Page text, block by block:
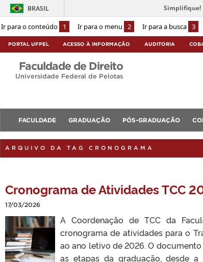
Ir para o conteúdo 1 Ir para o menu 2 Ir para a busca 3
BRASIL Simplifique!
PORTAL UFPEL ACESSO À INFORMAÇÃO AUDITORIA
Faculdade de Direito
Universidade Federal de Pelotas
FACULDADE GRADUAÇÃO PÓS-GRADUAÇÃO
ARQUIVO DA TAG CRONOGRAMA
Cronograma de Atividades TCC
17/03/2026
A Coordenação de TCC da
cronograma de atividades para o
ao ano letivo de 2026. O
as etapas da graduação, desde